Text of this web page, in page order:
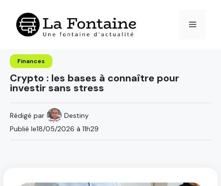
contenu
Menu
Finances
Crypto : les bases à connaître pour
investir sans stress
Rédigé par
Destiny
Publié le18/05/2026 à 11h29